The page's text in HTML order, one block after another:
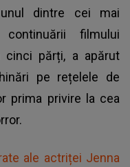
dintre cei mai
filmului
cinci părți, a apărut
pe rețelele de
prima privire la cea
ale actriței Jenna